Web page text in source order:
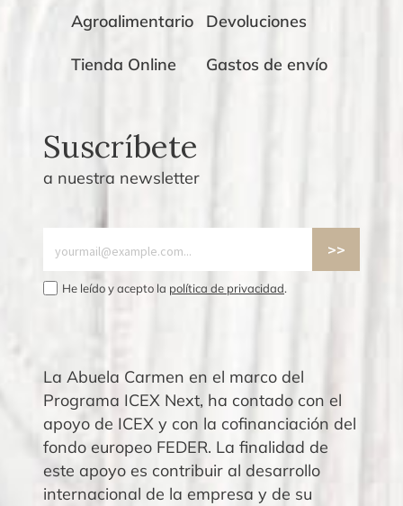
Agroalimentario
Tienda Online
Devoluciones
Gastos de envío
Suscríbete
a nuestra newsletter
He leído y acepto la política de privacidad.
La Abuela Carmen en el marco del
Programa ICEX Next, ha contado con el
apoyo de ICEX y con la cofinanciación del
fondo europeo FEDER. La finalidad de
este apoyo es contribuir al desarrollo
internacional de la empresa y de su